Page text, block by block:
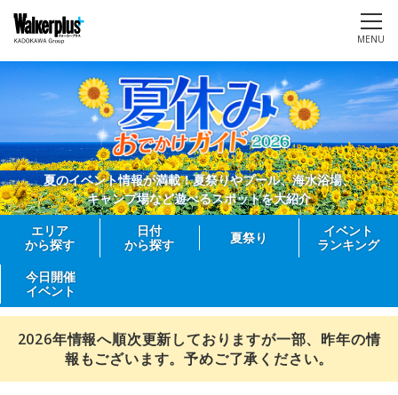
MENU
夏のイベント情報が満載！夏祭りやプール、海水浴場、
キャンプ場など遊べるスポットを大紹介
エリア
から探す
日付
から探す
夏祭り
イベント
ランキング
今日開催
イベント
2026年情報へ順次更新しておりますが一部、昨年の情
報もございます。予めご了承ください。